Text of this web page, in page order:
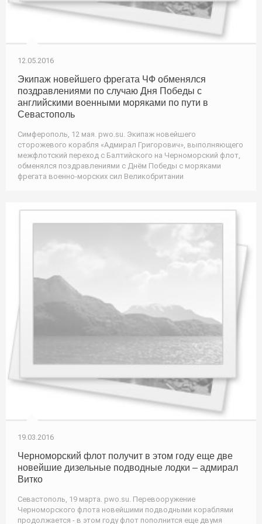
12.05.2016
Экипаж новейшего фрегата ЧФ обменялся
поздравлениями по случаю Дня Победы с
английскими военными моряками по пути в
Севастополь
Симферополь, 12 мая. pwo.su. Экипаж новейшего
сторожевого корабля «Адмирал Григорович», выполняющего
межфлотский переход с Балтийского на Черноморский флот,
обменялся поздравлениями с Днём Победы с моряками
фрегата военно-морских сил Великобритании
19.03.2016
Черноморский флот получит в этом году еще две
новейшие дизельные подводные лодки – адмирал
Витко
Севастополь, 19 марта. pwo.su. Перевооружение
Черноморского флота новейшими подводными кораблями
продолжается - в этом году флот пополнится еще двумя